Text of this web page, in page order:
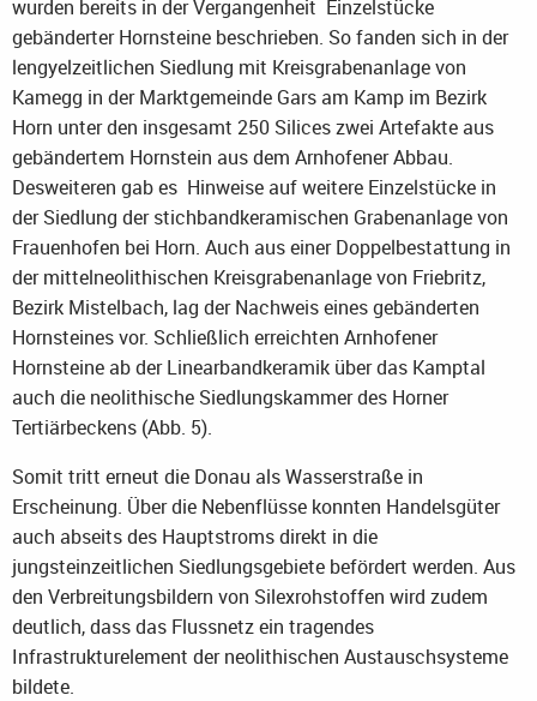
wurden bereits in der Vergangenheit Einzelstücke
gebänderter Hornsteine beschrieben. So fanden sich in der
lengyelzeitlichen Siedlung mit Kreisgrabenanlage von
Kamegg in der Marktgemeinde Gars am Kamp im Bezirk
Horn unter den insgesamt 250 Silices zwei Artefakte aus
gebändertem Hornstein aus dem Arnhofener Abbau.
Desweiteren gab es Hinweise auf weitere Einzelstücke in
der Siedlung der stichbandkeramischen Grabenanlage von
Frauenhofen bei Horn. Auch aus einer Doppelbestattung in
der mittelneolithischen Kreisgrabenanlage von Friebritz,
Bezirk Mistelbach, lag der Nachweis eines gebänderten
Hornsteines vor. Schließlich erreichten Arnhofener
Hornsteine ab der Linearbandkeramik über das Kamptal
auch die neolithische Siedlungskammer des Horner
Tertiärbeckens (Abb. 5).
Somit tritt erneut die Donau als Wasserstraße in
Erscheinung. Über die Nebenflüsse konnten Handelsgüter
auch abseits des Hauptstroms direkt in die
jungsteinzeitlichen Siedlungsgebiete befördert werden. Aus
den Verbreitungsbildern von Silexrohstoffen wird zudem
deutlich, dass das Flussnetz ein tragendes
Infrastrukturelement der neolithischen Austauschsysteme
bildete.